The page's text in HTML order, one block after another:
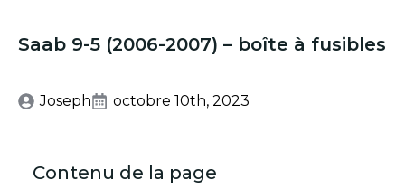
Saab 9-5 (2006-2007) – boîte à fusibles
Joseph octobre 10th, 2023
Contenu de la page